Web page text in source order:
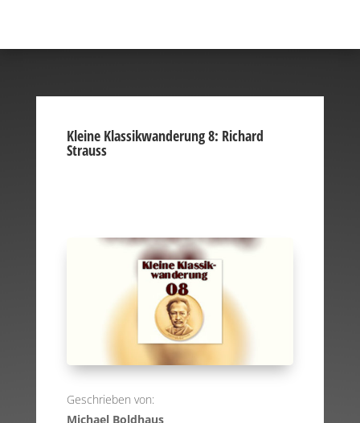
Kleine Klassikwanderung 8: Richard
Strauss
Geschrieben von:
Michael Boldhaus